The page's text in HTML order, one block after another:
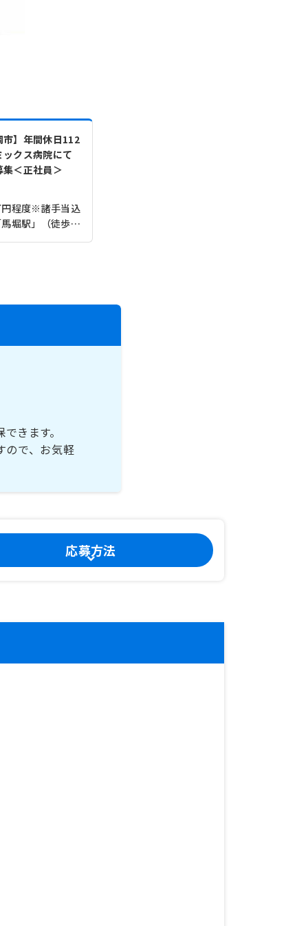
市】年間休日112
クス病院にて
＜正社員＞
円程度※諸手当込
ＪＲ山陰本線(京都－下関)「馬堀駅」（徒歩16分）
きます。
ので、お気軽
応募方法